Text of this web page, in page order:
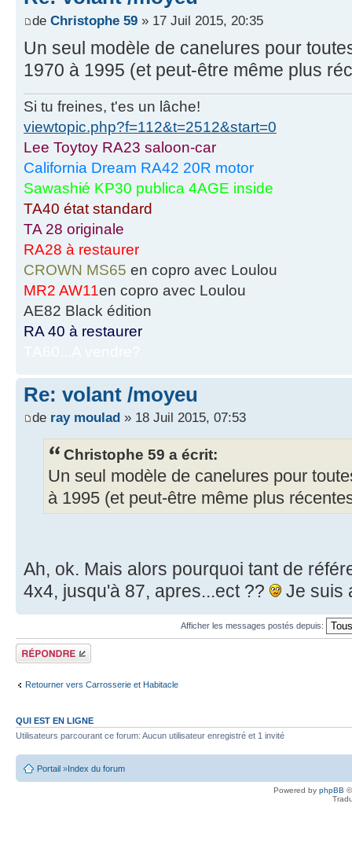
de Christophe 59 » 17 Juil 2015, 20:35
Un seul modèle de canelures pour
1970 à 1995 (et peut-être même plus
Si tu freines, t'es un lâche!
viewtopic.php?f=112&t=2512&start=0
Lee Toytoy RA23 saloon-car
California Dream RA42 20R motor
Sawashié KP30 publica 4AGE inside
TA40 état standard
TA 28 originale
RA28 à restaurer
CROWN MS65 en copro avec Loulou
MR2 AW11en copro avec Loulou
AE82 Black édition
RA 40 à restaurer
Re: volant /moyeu
de ray moulad » 18 Juil 2015, 07:53
Christophe 59 a écrit:
Un seul modèle de canelures pour
à 1995 (et peut-être même plus
Ah, ok. Mais alors pourquoi tant de
4x4, jusqu'à 87, apres...ect ??
Je suis
Afficher les messages postés depuis:
Écrire un
commentaire
Retourner vers Carrosserie et Habitacle
QUI EST EN LIGNE
Utilisateurs parcourant ce forum: Aucun utilisateur enregistré et 1 invité
Portail »Index du forum
Powered by phpBB